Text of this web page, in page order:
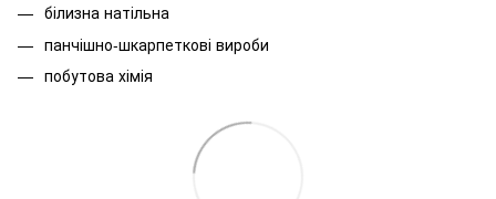
білизна натільна
панчішно-шкарпеткові вироби
побутова хімія